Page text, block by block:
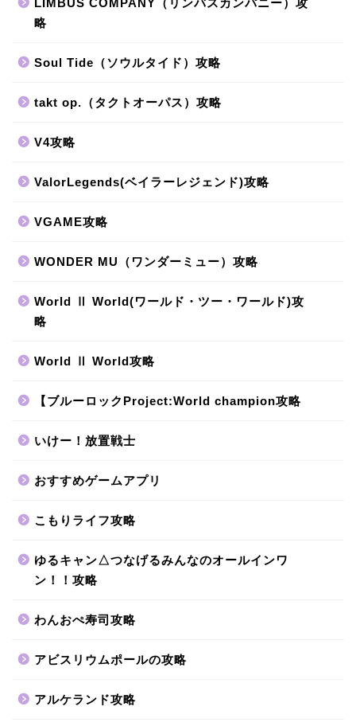
略
Soul Tide（ソウルタイド）攻略
takt op.（タクトオーパス）攻略
V4攻略
ValorLegends(ベイラーレジェンド)攻略
VGAME攻略
WONDER MU（ワンダーミュー）攻略
World Ⅱ World(ワールド・ツー・ワールド)攻
略
World Ⅱ World攻略
【ブルーロックProject:World champion攻略
いけー！放置戦士
おすすめゲームアプリ
こもりライフ攻略
ゆるキャン△つなげるみんなのオールインワ
ン！！攻略
わんおぺ寿司攻略
アビスリウムポールの攻略
アルケランド攻略